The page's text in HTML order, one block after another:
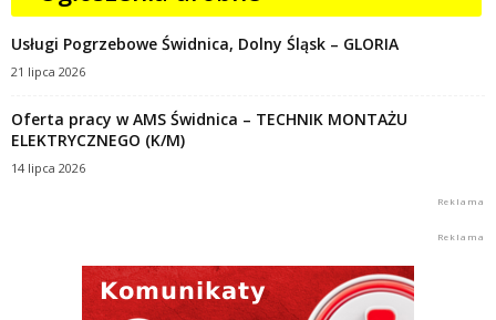
Usługi Pogrzebowe Świdnica, Dolny Śląsk – GLORIA
21 lipca 2026
Oferta pracy w AMS Świdnica – TECHNIK MONTAŻU
ELEKTRYCZNEGO (K/M)
14 lipca 2026